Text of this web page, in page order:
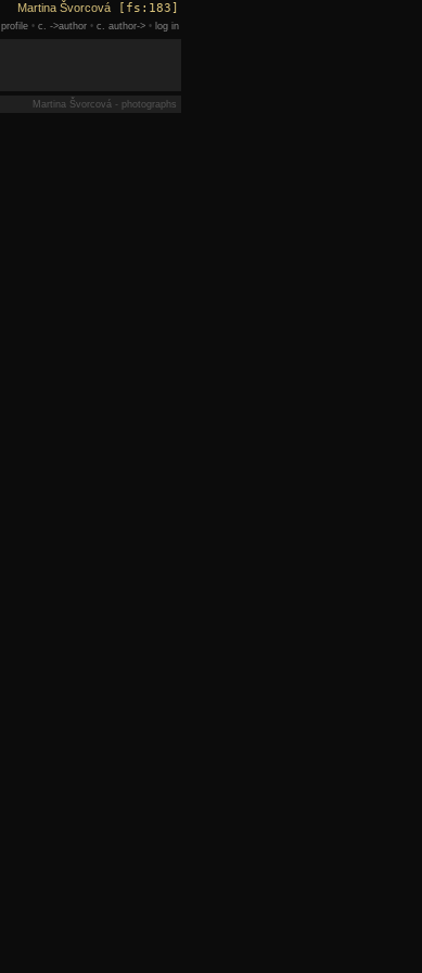
Martina Švorcová [fs:183]
profile • c. ->author • c. author-> • log in
Martina Švorcová - photographs